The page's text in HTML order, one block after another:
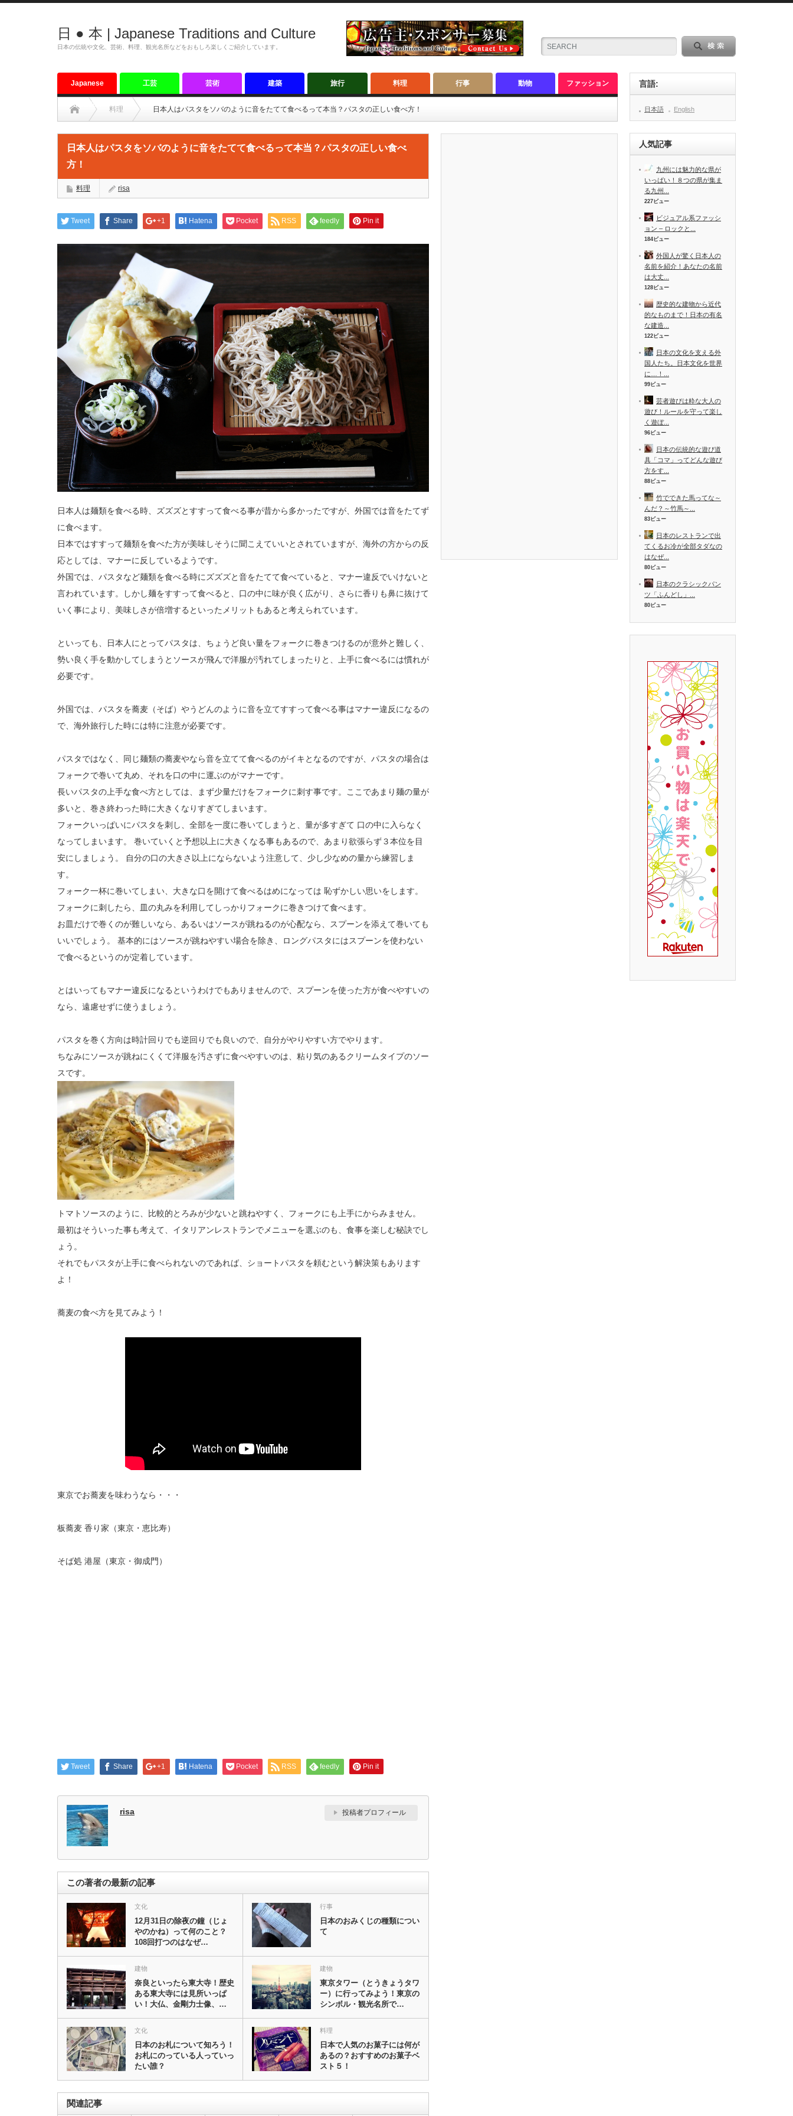
日 ● 本 | Japanese Traditions and Culture
日本の伝統や文化、芸術、料理、観光名所などをおもしろ楽しくご紹介しています。
Japanese
tradition
工芸 芸術 建築 旅行 料理 行事 動物 ファッション
料理 日本人はパスタをソバのように音をたてて食べるって本当？パスタの正しい食べ方！
日本人はパスタをソバのように音をたてて食べるって本当？パスタの正しい食べ
方！
料理 risa
Tweet Share +1 Hatena Pocket RSS feedly Pin it
日本人は麺類を食べる時、ズズズとすすって食べる事が昔から多かったですが、外国では音をたてず
に食べます。
日本ではすすって麺類を食べた方が美味しそうに聞こえていいとされていますが、海外の方からの反
応としては、マナーに反しているようです。
外国では、パスタなど麺類を食べる時にズズズと音をたてて食べていると、マナー違反でいけないと
言われています。しかし麺をすすって食べると、口の中に味が良く広がり、さらに香りも鼻に抜けて
いく事により、美味しさが倍増するといったメリットもあると考えられています。
といっても、日本人にとってパスタは、ちょうど良い量をフォークに巻きつけるのが意外と難しく、
勢い良く手を動かしてしまうとソースが飛んで洋服が汚れてしまったりと、上手に食べるには慣れが
必要です。
外国では、パスタを蕎麦（そば）やうどんのように音を立てすすって食べる事はマナー違反になるの
で、海外旅行した時には特に注意が必要です。
パスタではなく、同じ麺類の蕎麦やなら音を立てて食べるのがイキとなるのですが、パスタの場合は
フォークで巻いて丸め、それを口の中に運ぶのがマナーです。
長いパスタの上手な食べ方としては、まず少量だけをフォークに刺す事です。ここであまり麺の量が
多いと、巻き終わった時に大きくなりすぎてしまいます。
フォークいっぱいにパスタを刺し、全部を一度に巻いてしまうと、量が多すぎて 口の中に入らなく
なってしまいます。 巻いていくと予想以上に大きくなる事もあるので、あまり欲張らず３本位を目
安にしましょう。 自分の口の大きさ以上にならないよう注意して、少し少なめの量から練習しま
す。
フォーク一杯に巻いてしまい、大きな口を開けて食べるはめになっては 恥ずかしい思いをします。
フォークに刺したら、皿の丸みを利用してしっかりフォークに巻きつけて食べます。
お皿だけで巻くのが難しいなら、あるいはソースが跳ねるのが心配なら、スプーンを添えて巻いても
いいでしょう。 基本的にはソースが跳ねやすい場合を除き、ロングパスタにはスプーンを使わない
で食べるというのが定着しています。
とはいってもマナー違反になるというわけでもありませんので、スプーンを使った方が食べやすいの
なら、遠慮せずに使うましょう。
パスタを巻く方向は時計回りでも逆回りでも良いので、自分がやりやすい方でやります。
ちなみにソースが跳ねにくくて洋服を汚さずに食べやすいのは、粘り気のあるクリームタイプのソー
スです。
トマトソースのように、比較的とろみが少ないと跳ねやすく、フォークにも上手にからみません。
最初はそういった事も考えて、イタリアンレストランでメニューを選ぶのも、食事を楽しむ秘訣でし
ょう。
それでもパスタが上手に食べられないのであれば、ショートパスタを頼むという解決策もあります
よ！
蕎麦の食べ方を見てみよう！
東京でお蕎麦を味わうなら・・・
板蕎麦 香り家（東京・恵比寿）
そば処 港屋（東京・御成門）
Tweet Share +1 Hatena Pocket RSS feedly Pin it
risa 投稿者プロフィール
この著者の最新の記事
文化
12月31日の除夜の鐘（じょ
やのかね）って何のこと？
108回打つのはなぜ…
行事
日本のおみくじの種類につい
て
建物
奈良といったら東大寺！歴史
ある東大寺には見所いっぱ
い！大仏、金剛力士像、…
建物
東京タワー（とうきょうタワ
ー）に行ってみよう！東京の
シンボル・観光名所で…
文化
日本のお札について知ろう！
お札にのっている人っていっ
たい誰？
料理
日本で人気のお菓子には何が
あるの？おすすめのお菓子ベ
スト５！
関連記事
言語:
日本語 English
人気記事
九州には魅力的な県が
いっぱい！８つの県が集ま
る九州...
227ビュー
ビジュアル系ファッシ
ョン – ロックと...
184ビュー
外国人が驚く日本人の
名前を紹介！あなたの名前
は大丈...
128ビュー
歴史的な建物から近代
的なものまで！日本の有名
な建造...
122ビュー
日本の文化を支える外
国人たち。日本文化を世界
に…！...
99ビュー
芸者遊びは粋な大人の
遊び！ルールを守って楽し
く遊ぼ...
96ビュー
日本の伝統的な遊び道
具「コマ」ってどんな遊び
方をす...
88ビュー
竹でできた馬ってな～
んだ？～竹馬～...
83ビュー
日本のレストランで出
てくるお冷が全部タダなの
はなぜ...
80ビュー
日本のクラシックパン
ツ「ふんどし」...
80ビュー